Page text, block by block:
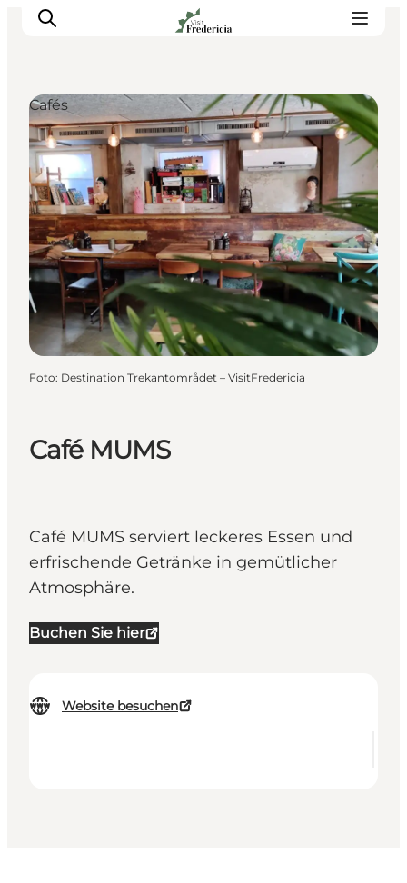
Veranstaltungen
Erlebnisse und Kultur
Restaurants
Unterkünfte
Reise planen
Book Führung
Café MUMS
Café MUMS serviert leckeres Essen und
erfrischende Getränke in gemütlicher
Atmosphäre.
Buchen Sie hier
Website besuchen
Cafés
Foto: Destination Trekantområdet – VisitFredericia